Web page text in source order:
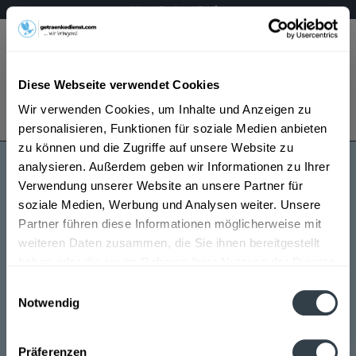
Diese Webseite verwendet Cookies
Wir verwenden Cookies, um Inhalte und Anzeigen zu
personalisieren, Funktionen für soziale Medien anbieten
zu können und die Zugriffe auf unsere Website zu
analysieren. Außerdem geben wir Informationen zu Ihrer
Verwendung unserer Website an unsere Partner für
soziale Medien, Werbung und Analysen weiter. Unsere
Partner führen diese Informationen möglicherweise mit
weiteren Daten zusammen, die Sie ihnen bereitgestellt
Notwendig
Präferenzen
Mo – Fr 9 – 17 Uhr
Menü
Bestellung widerrufen
Es gilt unsere Datenschutzerklärung
Cordelio Amaretto
Cordelio Amaretto wird in den folgenden Regionen,
Städten, Orten und Postleitzahl-Gebieten geliefert